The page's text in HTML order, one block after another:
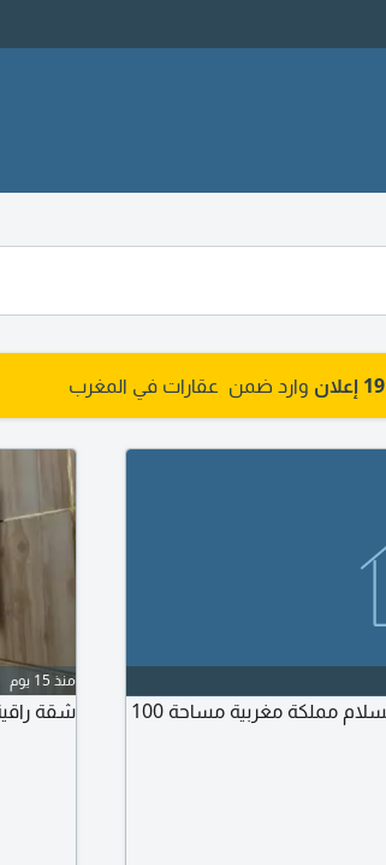
19 إعلان وارد ضمن عقارات في المغرب
للبيع بيت شعبي في مدينة سلا حي السلام مملكة مغربية مساحة 100
منذ 15 يوم
شقة